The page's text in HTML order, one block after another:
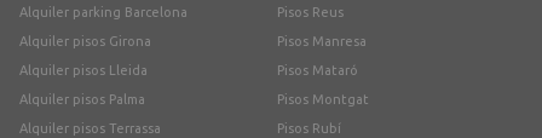
Alquiler parking Barcelona
Alquiler pisos Girona
Alquiler pisos Lleida
Alquiler pisos Palma
Alquiler pisos Terrassa
Pisos Reus
Pisos Manresa
Pisos Mataró
Pisos Montgat
Pisos Rubí